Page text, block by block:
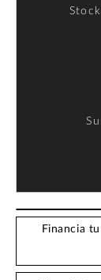
Financia